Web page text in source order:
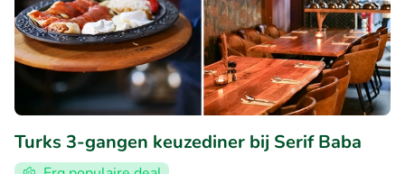
Turks 3-gangen keuzediner bij Serif Baba